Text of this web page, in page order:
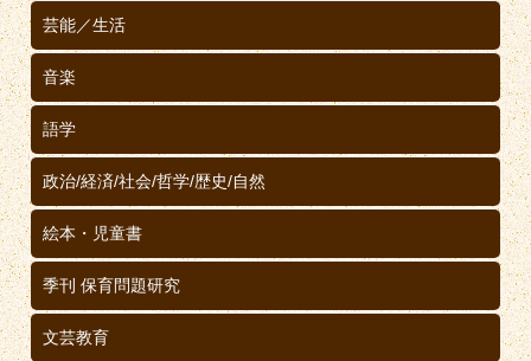
芸能／生活
音楽
語学
政治/経済/社会/哲学/歴史/自然
絵本・児童書
季刊 保育問題研究
文芸教育